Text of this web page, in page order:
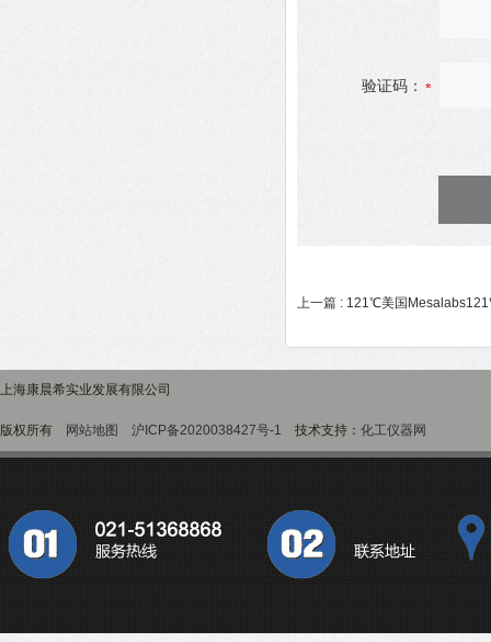
验证码：
上一篇 : 121℃美国
上海康晨希实业发展有限公司
版权所有 网站地图 沪ICP备2020038427号-1 技术支持： 化工仪器网